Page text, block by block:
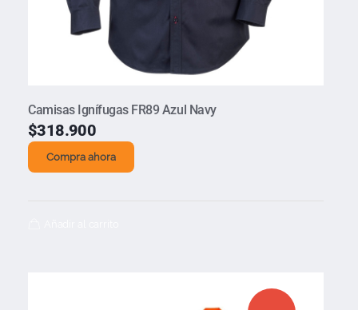
Camisas Ignífugas FR89 Azul Navy
$318.900
Compra ahora